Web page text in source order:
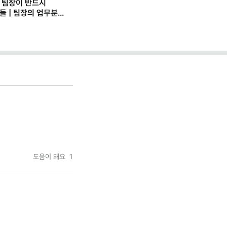
장이 반드시
| 팀장의 업무분장
도움이 돼요 1